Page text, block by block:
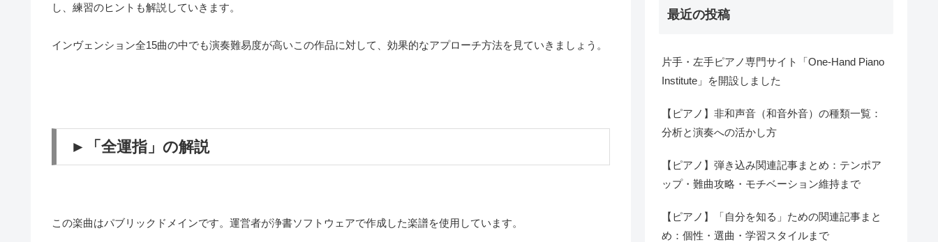
し、練習のヒントも解説していきます。
インヴェンション全15曲の中でも演奏難易度が高いこの作品に対して、効果的なアプローチ方法を見ていきましょう。
►「全運指」の解説
この楽曲はパブリックドメインです。運営者が浄書ソフトウェアで作成した楽譜を使用しています。
最近の投稿
片手・左手ピアノ専門サイト「One-Hand Piano
Institute」を開設しました
【ピアノ】非和声音（和音外音）の種類一覧：
分析と演奏への活かし方
【ピアノ】弾き込み関連記事まとめ：テンポア
ップ・難曲攻略・モチベーション維持まで
【ピアノ】「自分を知る」ための関連記事まと
め：個性・選曲・学習スタイルまで